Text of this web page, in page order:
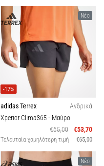
Νέο
-17%
adidas Terrex
Ανδρικά
Xperior Clima365- Μαύρο
€65,00
€53,70
Τελευταία χαμηλότερη τιμή €65,00
Νέο